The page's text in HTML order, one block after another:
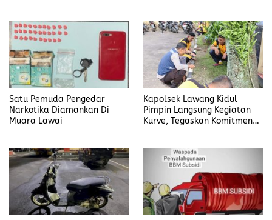
Satu Pemuda Pengedar
Narkotika Diamankan Di
Muara Lawai
Kapolsek Lawang Kidul
Pimpin Langsung Kegiatan
Kurve, Tegaskan Komitmen